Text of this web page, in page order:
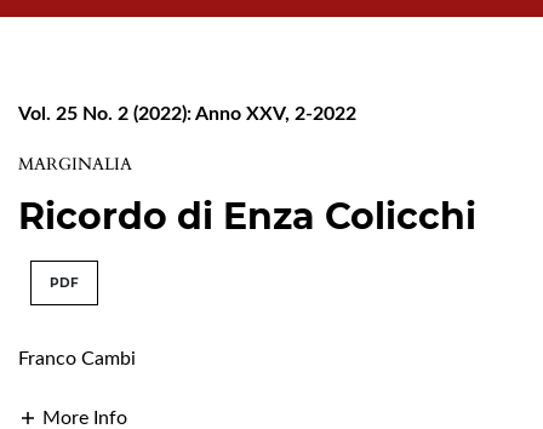
Vol. 25 No. 2 (2022): Anno XXV, 2-2022
MARGINALIA
Ricordo di Enza Colicchi
PDF
Franco Cambi
More Info